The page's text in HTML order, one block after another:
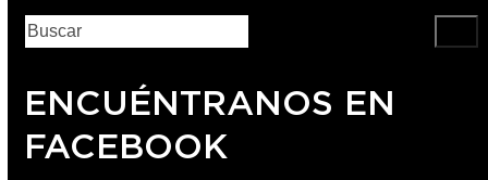
ENCUÉNTRANOS EN
FACEBOOK